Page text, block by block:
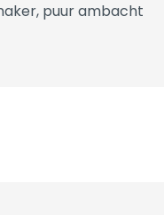
puur ambacht